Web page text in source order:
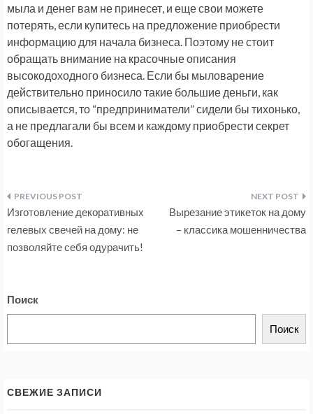
мыла и денег вам не принесет, и еще свои можете
потерять, если купитесь на предложение приобрести
информацию для начала бизнеса. Поэтому не стоит
обращать внимание на красочные описания
высокодоходного бизнеса. Если бы мыловарение
действительно приносило такие большие деньги, как
описывается, то “предприниматели” сидели бы тихонько,
а не предлагали бы всем и каждому приобрести секрет
обогащения.
Навигация
по
Изготовление декоративных
гелевых свечей на дому: не
позволяйте себя одурачить!
Вырезание этикеток на дому
– классика мошенничества
Поиск
Поиск
СВЕЖИЕ ЗАПИСИ